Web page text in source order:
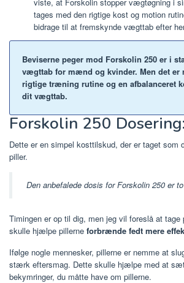
viste, at Forskolin stopper vægtøgning i
tages med den rigtige kost og motion
bidrage til at fremskynde vægttab efter
Beviserne peger mod Forskolin 250 er i
vægttab for mænd og kvinder. Men det er
rigtige træning rutine og en afbalanceret
dit vægttab.
Forskolin 250 Dosering:
Dette er en simpel kosttilskud, der er taget
piller.
Den anbefalede dosis for Forskolin 250 er
Timingen er op til dig, men jeg vil foreslå at tage
skulle hjælpe pillerne forbrænde fedt mere
Ifølge nogle mennesker, pillerne er nemme at
stærk eftersmag. Dette skulle hjælpe med at
bekymringer, du måtte have om pillerne.